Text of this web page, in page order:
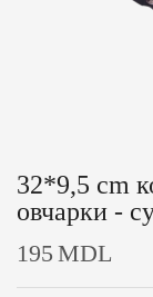
32*9,5 cm
овчарки -
195 MDL